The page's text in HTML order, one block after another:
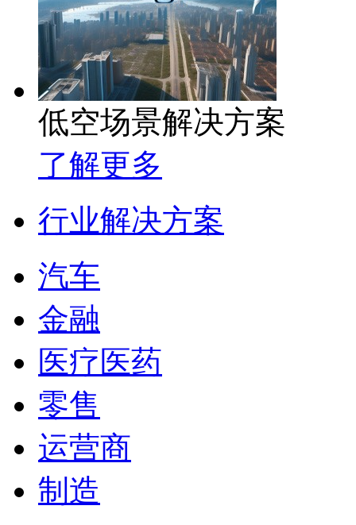
低空场景解决方案
了解更多
行业解决方案
汽车
金融
医疗医药
零售
运营商
制造